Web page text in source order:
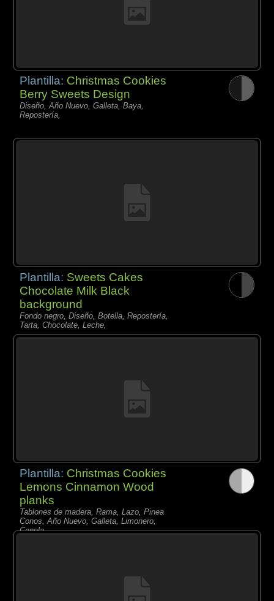
Plantilla: Christmas Cookies
Berry Sweets Design
Diseño, Año Nuevo, Galleta, Baya,
Repostería,
Plantilla: Sweets Cakes
Chocolate Milk Black
background
Fondo negro, Diseño, Botella, Repostería,
Tarta, Chocolate, Leche,
Plantilla: Christmas Cookies
Lemons Cinnamon Wood
planks
Tablones de madera, Rama, Lazo, Pinea
Conos, Año Nuevo, Galleta, Limonero,
Canela,